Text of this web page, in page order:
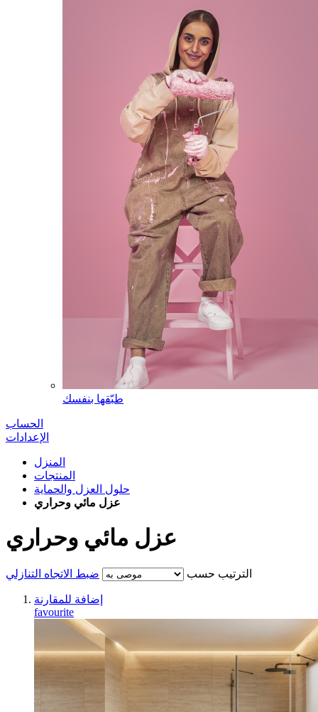
طبّقها بنفسك
الحساب
الإعدادات
المنزل
المنتجات
حلول العزل والحماية
عزل مائي وحراري
عزل مائي وحراري
الترتيب حسب ضبط الاتجاه التنازلي
إضافة للمقارنة
favourite